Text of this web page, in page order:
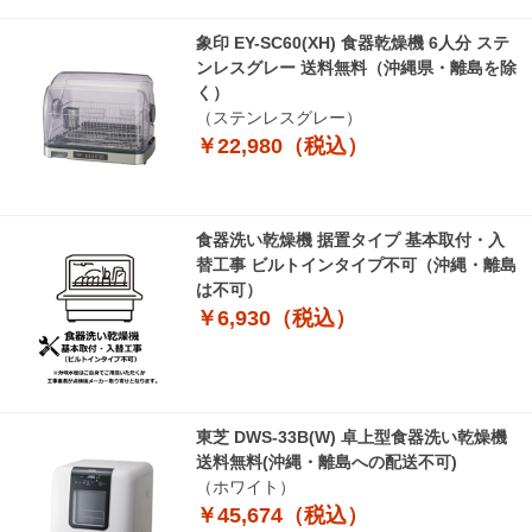
象印 EY-SC60(XH) 食器乾燥機 6人分 ステ
ンレスグレー 送料無料（沖縄県・離島を除
く）
（ステンレスグレー）
￥22,980（税込）
食器洗い乾燥機 据置タイプ 基本取付・入
替工事 ビルトインタイプ不可（沖縄・離島
は不可）
￥6,930（税込）
東芝 DWS-33B(W) 卓上型食器洗い乾燥機
送料無料(沖縄・離島への配送不可)
（ホワイト）
￥45,674（税込）